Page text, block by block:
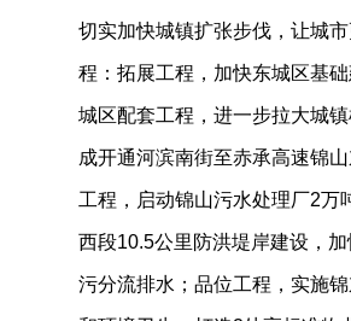
切实加快城镇扩张步伐，让城
程：拓展工程，加快东城区基
城区配套工程，进一步拉大城
成开通河滨南街至赤承高速锦
工程，启动锦山污水处理厂2万
西段10.5公里防洪堤岸建设，
污分流排水；品位工程，实施